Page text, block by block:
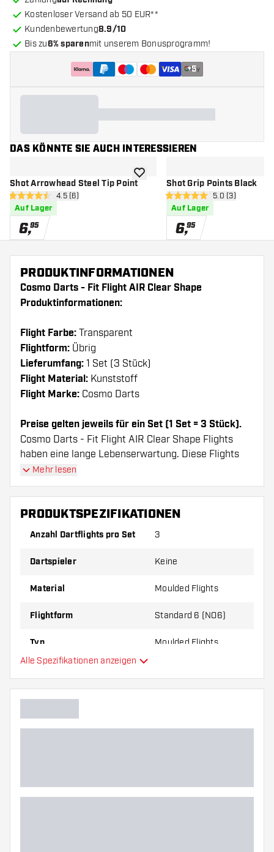
Kostenloser Versand ab 50 EUR**
Kundenbewertung8.9/10
Bis zu6% sparenmit unserem Bonusprogramm!
+5
DAS KÖNNTE SIE AUCH INTERESSIEREN
Shot Arrowhead Steel Tip Point
Bewertungsbereich öffnen
4.5 Bewertungssterne
4.5 (6)
Auf Lager
6,95
Zur Wunschliste hinzufügen
Shot Grip Points Black
5 Bewertungssterne
5.0 (3)
Auf Lager
6,95
PRODUKTINFORMATIONEN
Cosmo Darts - Fit Flight AIR Clear Shape
Produktinformationen:
Flight Farbe: Transparent
Flightform: Übrig
Lieferumfang: 1 Set (3 Stück)
Flight Material: Kunststoff
Flight Marke: Cosmo Darts
Preise gelten jeweils für ein Set (1 Set = 3 Stück).
Cosmo Darts - Fit Flight AIR Clear Shape Flights
haben eine lange Lebenserwartung. Diese Flights
können nur mit Cosmo Fit Shafts verwendet werden.
Dartshopper Tipp!
Sorgen Sie für genügend Ersatz Flights und
abnutzen oder brechen.
Material oder eine andere Dicke der Flights aus,
zu Ihnen passt!
Mehr lesen
PRODUKTSPEZIFIKATIONEN
Anzahl Dartflights pro Set 3
Dartspieler Keine
Material Moulded Flights
Flightform Standard 6 (NO6)
Typ Moulded Flights
Hauptfarbe
Alle Spezifikationen anzeigen